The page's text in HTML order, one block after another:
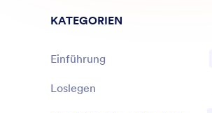
KATEGORIEN
Einführung
Features
Loslegen